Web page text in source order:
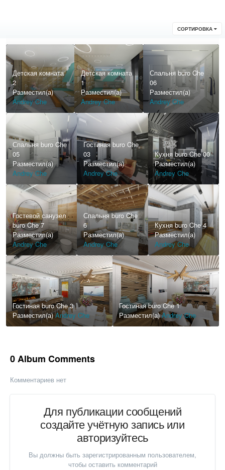
СОРТИРОВКА
Детская комната
2
Разместил(а)
Andrey Che
Детская комната
1
Разместил(а)
Andrey Che
Спальня buro Che
06
Разместил(а)
Andrey Che
Спальня buro Che
05
Разместил(а)
Andrey Che
Гостиная buro Che
03
Разместил(а)
Andrey Che
Кухня buro Che 00
Разместил(а)
Andrey Che
Гостевой санузел
buro Che 7
Разместил(а)
Andrey Che
Спальня buro Che
6
Разместил(а)
Andrey Che
Кухня buro Che 4
Разместил(а)
Andrey Che
Гостиная buro Che 3
Разместил(а)Andrey Che
Гостиная buro Che 1
Разместил(а)Andrey Che
0 Album Comments
Комментариев нет
Для публикации сообщений
создайте учётную запись или
авторизуйтесь
Вы должны быть зарегистрированным пользователем,
чтобы оставить комментарий